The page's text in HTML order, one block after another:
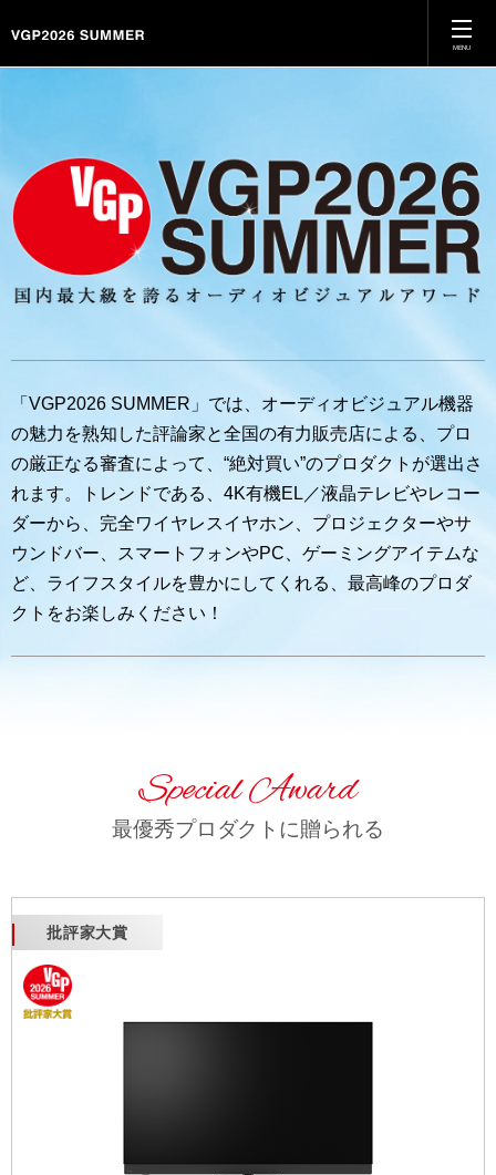
MENU
VGPとは
特別賞
カテゴリー別受賞結果
殿堂入り
過去のVGP
お問い合わせ
メーカー向けよくある質問
「VGP2026 SUMMER」では、オーディオビジュアル機器
の魅力を熟知した評論家と全国の有力販売店による、プロ
の厳正なる審査によって、“絶対買い”のプロダクトが選出さ
れます。トレンドである、4K有機EL／液晶テレビやレコー
ダーから、完全ワイヤレスイヤホン、プロジェクターやサ
ウンドバー、スマートフォンやPC、ゲーミングアイテムな
ど、ライフスタイルを豊かにしてくれる、最高峰のプロダ
クトをお楽しみください！
Special Award
最優秀プロダクトに贈られる
批評家大賞